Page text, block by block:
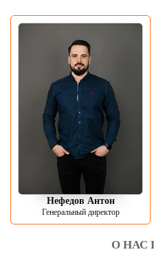
Нефедов Антон
Генеральный директор
О НАС